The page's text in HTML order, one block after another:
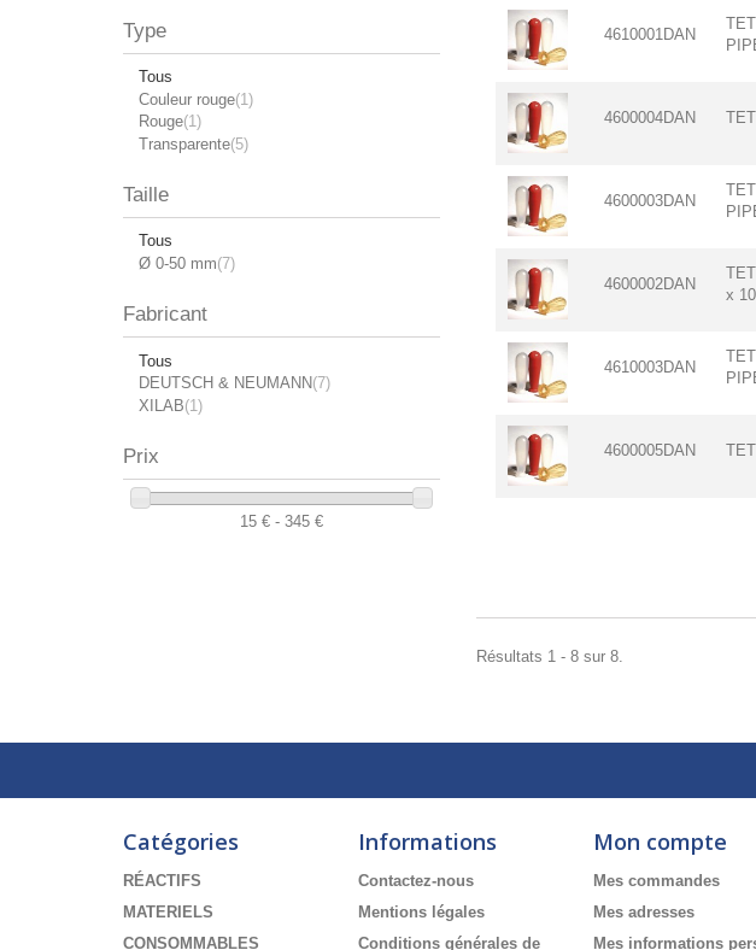
Type
Tous
Couleur rouge(1)
Rouge(1)
Transparente(5)
Taille
Tous
Ø 0-50 mm(7)
Fabricant
Tous
DEUTSCH & NEUMANN(7)
XILAB(1)
Prix
15 € - 345 €
4610001DAN
4600004DAN
4600003DAN
4600002DAN
x
4610003DAN
4600005DAN
Résultats 1 - 8 sur 8.
Catégories
RÉACTIFS
MATERIELS
CONSOMMABLES
Informations
Contactez-nous
Mentions légales
Conditions générales de
Mon compte
Mes commandes
Mes adresses
Mes informations